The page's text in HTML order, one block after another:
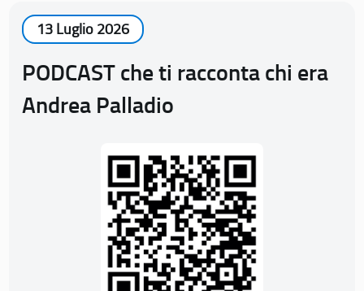
13 Luglio 2026
PODCAST che ti racconta chi era
Andrea Palladio